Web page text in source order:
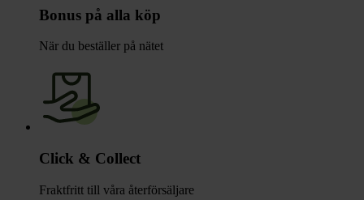
Bonus på alla köp
När du beställer på nätet
Click & Collect
Fraktfritt till våra återförsäljare